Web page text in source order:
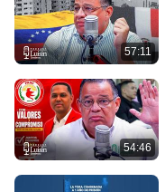
57:11
54:46